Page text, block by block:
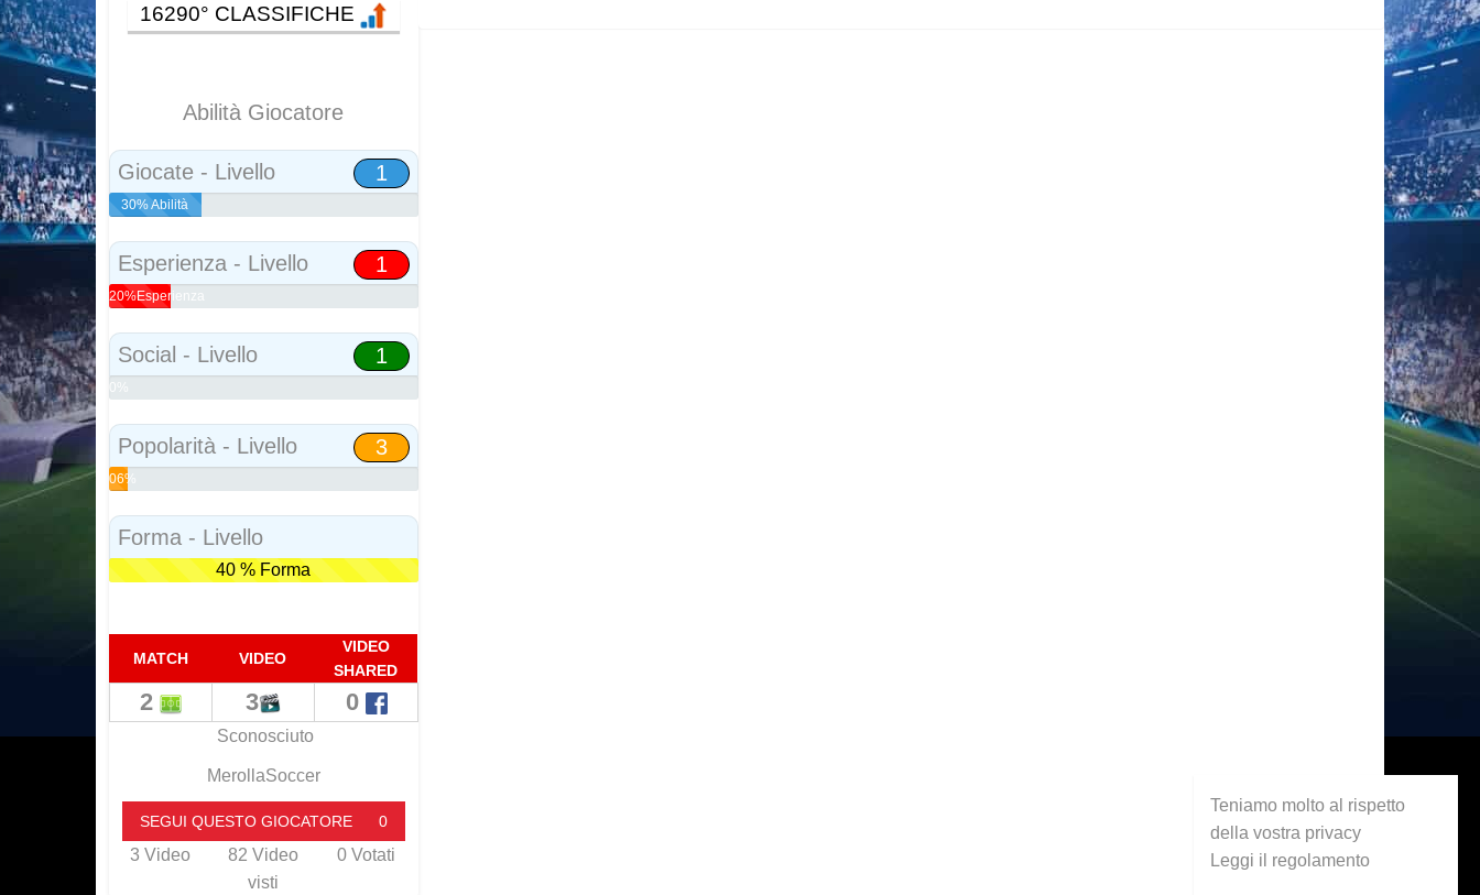
16290° CLASSIFICHE
Abilità Giocatore
Giocate - Livello 1
30% Abilità
Esperienza - Livello 1
20%Esperienza
Social - Livello 1
0%
Popolarità - Livello 3
06%
Forma - Livello
40 % Forma
MATCH VIDEO
VIDEO
SHARED
2 3 0
Sconosciuto
MerollaSoccer
SEGUI QUESTO GIOCATORE 0
3 Video 82 Video
visti
0 Votati
Teniamo molto al rispetto
della vostra privacy
Leggi il regolamento